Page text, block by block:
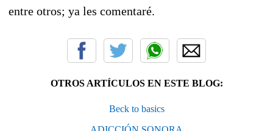
entre otros; ya les comentaré.
OTROS ARTÍCULOS EN ESTE BLOG:
Beck to basics